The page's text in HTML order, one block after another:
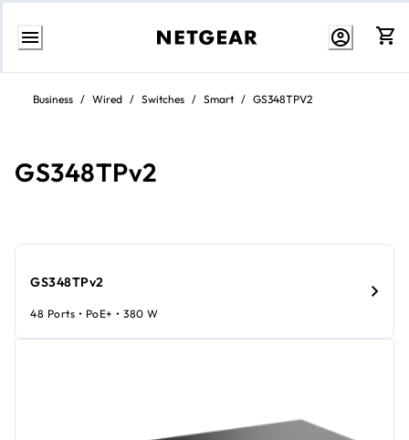
Zum
springen
Business / Wired / Switches / Smart / GS348TPV2
GS348TPv2
GS348TPv2
48 Ports • PoE+ • 380 W